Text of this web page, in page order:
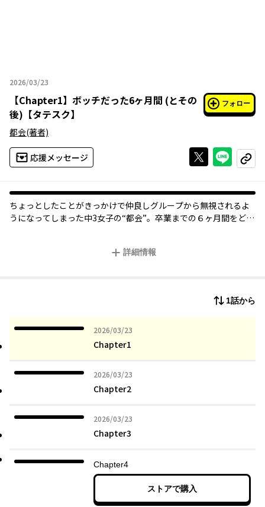
2026/03/23
2026年03月23日
【Chapter1】 ボッチだった6ヶ月間 (とその
後)【タテスク】
フォロー
都会(著者)
応援メッセージ Xで投稿する
ライン
コピー
ちょっとしたことがきっかけで仲良しグループから無視されるよ
うになってしまった中3女子の“都会”。卒業までの６ヶ月間をどう
化。そしてついにタテスクで登場！20ページを超える描き下ろし
詳細情報
1話から
2026/03/23
2026年03月23日
Chapter1
2026/03/23
2026年03月23日
Chapter2
2026/03/23
2026年03月23日
Chapter3
Chapter4
ストアで購入